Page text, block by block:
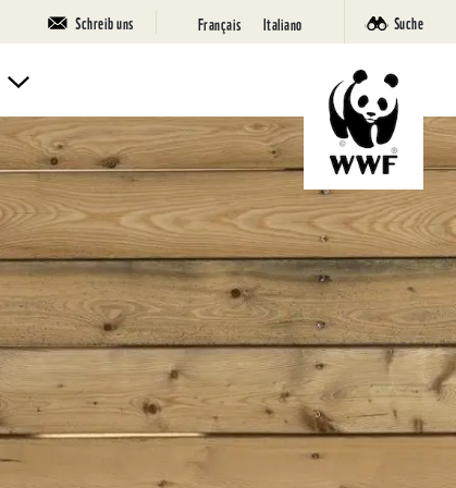
Schreib uns Français Italiano Suche
Mach mit
Ferienlager
SuperPanda
Deine Seite